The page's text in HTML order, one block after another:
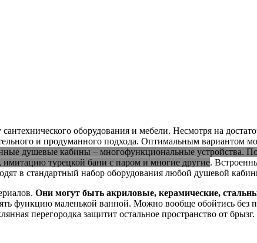
оборудования и мебели. Несмотря на
и продуманного подхода. Оптимальным вариантом
душевые кабины – многофункциональные устройства.
имитацию турецкой бани с паром и многие другие.
в стандартный набор оборудования любой душевой
Они могут быть акриловые, керамические,
функцию маленькой ванной. Можно вообще обойтись без
перегородка защитит остальное пространство от брызг.